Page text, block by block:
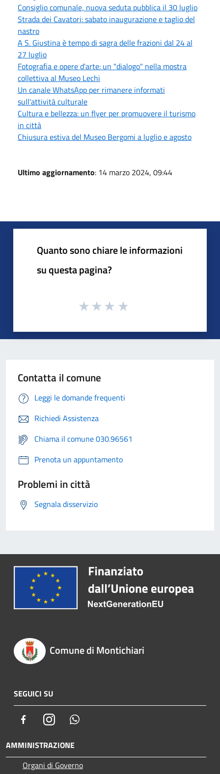
Consiglio comunale, nuova seduta pubblica il 30 luglio
Strada dei Cavatori: sabato inaugurazione e taglio del
nastro
A S. Giustina è tempo di sagra delle frazioni dal 24 al
27 luglio
Fotografia e opere d'arte: un "dialogo" nella mostra
collettiva al Museo Lechi
Un canale WhatsApp per rimanere informati
sull'attività culturale
Cultura e bellezza: un flyer per promuovere il turismo
in città
Chiusura estiva del Museo Bergomi a luglio e agosto
Ultimo aggiornamento: 14 marzo 2024, 09:44
Quanto sono chiare le informazioni
su questa pagina?
Contatta il comune
Leggi le domande frequenti
Richiedi Assistenza
Chiama il comune 030.96561
Prenota un appuntamento
Problemi in città
Segnala disservizio
Comune di Montichiari
SEGUICI SU
FacebookInstagram
AMMINISTRAZIONE
Organi di Governo